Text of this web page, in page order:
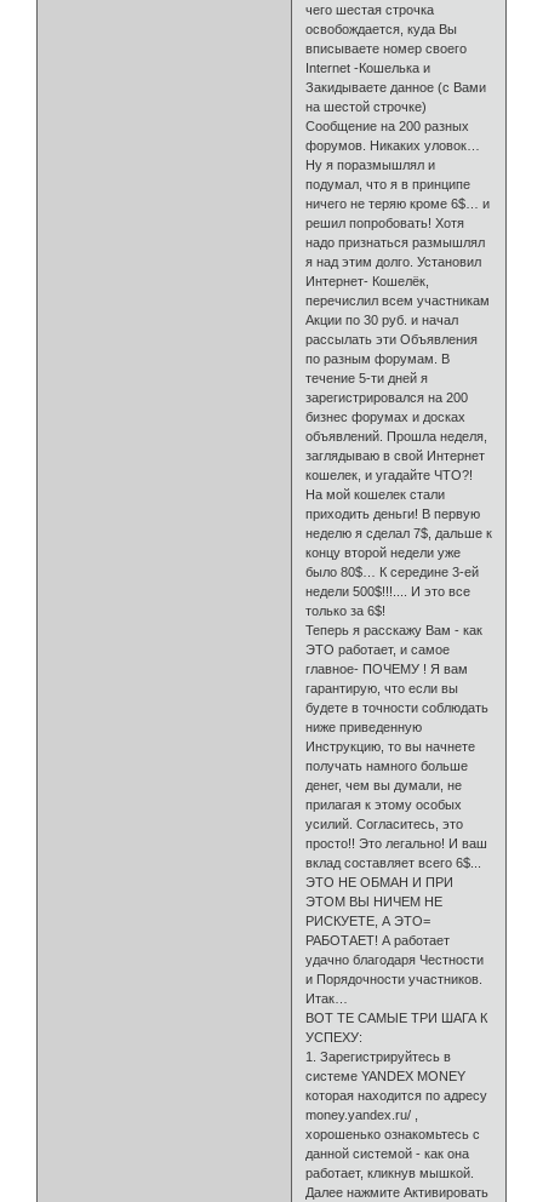
чего шестая строчка
освобождается, куда Вы
вписываете номер своего
Internet -Кошелька и
Закидываете данное (с Вами
на шестой строчке)
Сообщение на 200 разных
форумов. Никаких уловок…
Ну я поразмышлял и
подумал, что я в принципе
ничего не теряю кроме 6$… и
решил попробовать! Хотя
надо признаться размышлял
я над этим долго. Установил
Интернет- Кошелёк,
перечислил всем участникам
Акции по 30 руб. и начал
рассылать эти Объявления
по разным форумам. В
течение 5-ти дней я
зарегистрировался на 200
бизнес форумах и досках
объявлений. Прошла неделя,
заглядываю в свой Интернет
кошелек, и угадайте ЧТО?!
На мой кошелек стали
приходить деньги! В первую
неделю я сделал 7$, дальше к
концу второй недели уже
было 80$… К середине 3-ей
недели 500$!!!.... И это все
только за 6$!
Теперь я расскажу Вам - как
ЭТО работает, и самое
главное- ПОЧЕМУ ! Я вам
гарантирую, что если вы
будете в точности соблюдать
ниже приведенную
Инструкцию, то вы начнете
получать намного больше
денег, чем вы думали, не
прилагая к этому особых
усилий. Согласитесь, это
просто!! Это легально! И ваш
вклад составляет всего 6$...
ЭТО НЕ ОБМАН И ПРИ
ЭТОМ ВЫ НИЧЕМ НЕ
РИСКУЕТЕ, А ЭТО=
РАБОТАЕТ! А работает
удачно благодаря Честности
и Порядочности участников.
Итак…
ВОТ ТЕ САМЫЕ ТРИ ШАГА К
УСПЕХУ:
1. Зарегистрируйтесь в
системе YANDEX MONEY
которая находится по адресу
money.yandex.ru/ ,
хорошенько ознакомьтесь с
данной системой - как она
работает, кликнув мышкой.
Далее нажмите Активировать